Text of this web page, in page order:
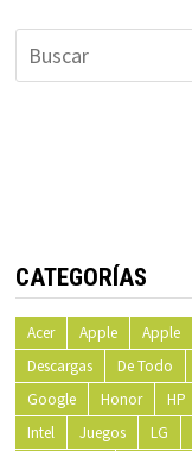
CATEGORÍAS
Acer Apple Apple
Descargas
De Todo
Google
Honor HP
Intel
Juegos LG